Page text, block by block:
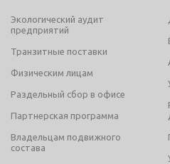
Экологический аудит
предприятий
Транзитные поставки
Физическим лицам
Раздельный сбор в офисе
Партнерская программа
Владельцам подвижного
состава